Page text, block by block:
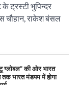
ट्रस्टी भुपिन्दर
चौहान, राकेश बंसल
को होगा ‘वर्षा ऋतु
भारत मंडपम में होगा
को मिलेगा नया
2025